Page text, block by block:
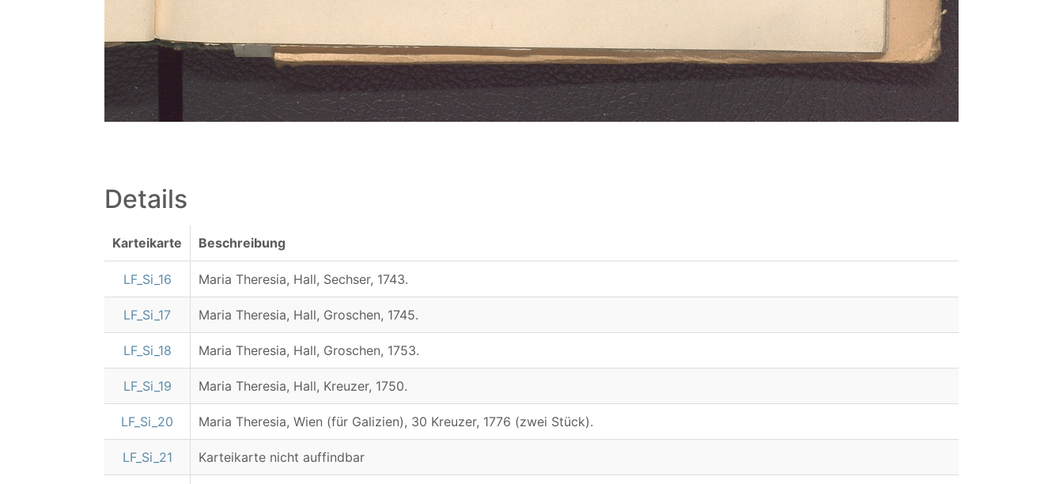
Details
Karteikarte Beschreibung
LF_Si_16 Maria Theresia, Hall, Sechser, 1743.
LF_Si_17 Maria Theresia, Hall, Groschen, 1745.
LF_Si_18 Maria Theresia, Hall, Groschen, 1753.
LF_Si_19 Maria Theresia, Hall, Kreuzer, 1750.
LF_Si_20 Maria Theresia, Wien (für Galizien), 30 Kreuzer, 1776 (zwei Stück).
LF_Si_21 Karteikarte nicht auffindbar